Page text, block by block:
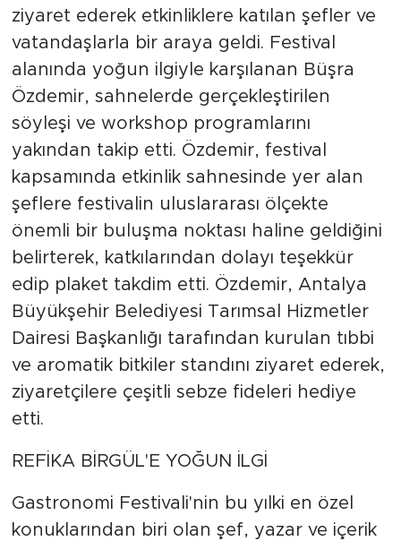
ziyaret ederek etkinliklere katılan şefler ve
vatandaşlarla bir araya geldi. Festival
alanında yoğun ilgiyle karşılanan Büşra
Özdemir, sahnelerde gerçekleştirilen
söyleşi ve workshop programlarını
yakından takip etti. Özdemir, festival
kapsamında etkinlik sahnesinde yer alan
şeflere festivalin uluslararası ölçekte
önemli bir buluşma noktası haline geldiğini
belirterek, katkılarından dolayı teşekkür
edip plaket takdim etti. Özdemir, Antalya
Büyükşehir Belediyesi Tarımsal Hizmetler
Dairesi Başkanlığı tarafından kurulan tıbbi
ve aromatik bitkiler standını ziyaret ederek,
ziyaretçilere çeşitli sebze fideleri hediye
etti.
REFİKA BİRGÜL'E YOĞUN İLGİ
Gastronomi Festivali'nin bu yılki en özel
konuklarından biri olan şef, yazar ve içerik